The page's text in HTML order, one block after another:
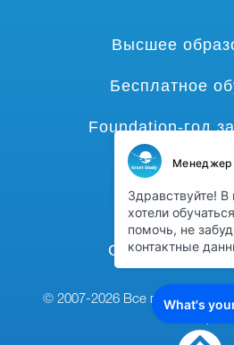
Высшее
Бесплатное
Foundation-год
Языковые
Гранты и
Среднее
© 2007-2026 Все права